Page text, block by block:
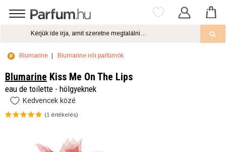
Blumarine Blumarine női parfümök
Blumarine Kiss Me On The Lips
eau de toilette - hölgyeknek
Kedvencek közé
(1 értékelés)